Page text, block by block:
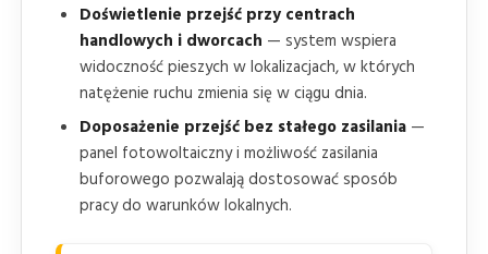
Doświetlenie przejść przy centrach
handlowych i dworcach — system wspiera
widoczność pieszych w lokalizacjach, w których
natężenie ruchu zmienia się w ciągu dnia.
Doposażenie przejść bez stałego zasilania —
panel fotowoltaiczny i możliwość zasilania
buforowego pozwalają dostosować sposób
pracy do warunków lokalnych.